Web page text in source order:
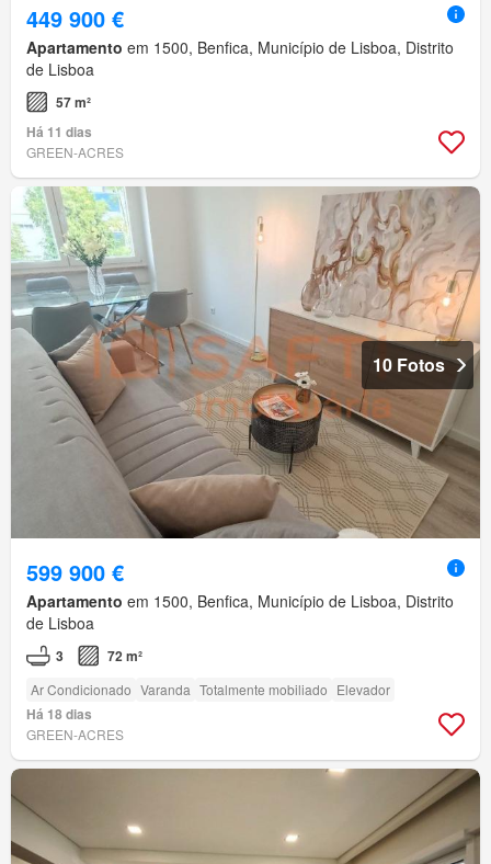
449 900 €
Apartamento em 1500, Benfica, Município de Lisboa, Distrito
de Lisboa
57 m²
Há 11 dias
GREEN-ACRES
10 Fotos
599 900 €
Apartamento em 1500, Benfica, Município de Lisboa, Distrito
de Lisboa
3 72 m²
Ar Condicionado Varanda Totalmente mobiliado Elevador
Há 18 dias
GREEN-ACRES